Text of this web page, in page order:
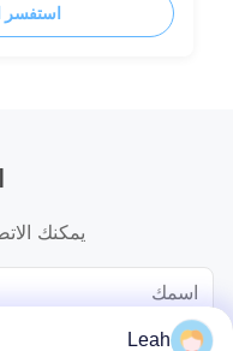
استفسر
يمكنك
Leah